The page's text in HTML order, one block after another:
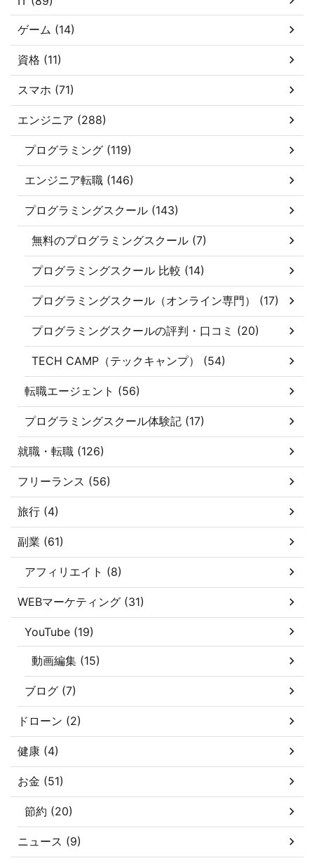
ゲーム (14)
資格 (11)
スマホ (71)
エンジニア (288)
プログラミング (119)
エンジニア転職 (146)
プログラミングスクール (143)
無料のプログラミングスクール (7)
プログラミングスクール 比較 (14)
プログラミングスクール（オンライン専門） (17)
プログラミングスクールの評判・口コミ (20)
TECH CAMP（テックキャンプ） (54)
転職エージェント (56)
プログラミングスクール体験記 (17)
就職・転職 (126)
フリーランス (56)
旅行 (4)
副業 (61)
アフィリエイト (8)
WEBマーケティング (31)
YouTube (19)
動画編集 (15)
ブログ (7)
ドローン (2)
健康 (4)
お金 (51)
節約 (20)
ニュース (9)